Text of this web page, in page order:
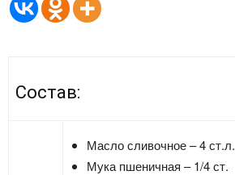
Состав:
Масло сливочное – 4 ст.л.
Мука пшеничная – 1/4 ст.